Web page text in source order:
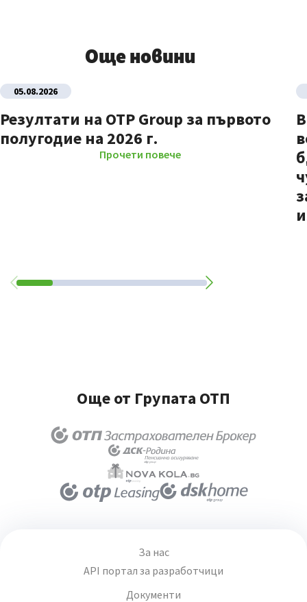
Още новини
05.08.2026
Резултати на OTP Group за първото
полугодие на 2026 г.
Прочети повече
Още от Групата ОТП
За нас
API портал за разработчици
Документи